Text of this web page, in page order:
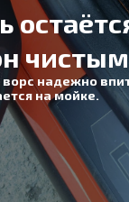
надежно
на мойке.